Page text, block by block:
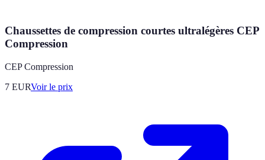
Chaussettes de compression courtes ultralégères CEP
Compression
CEP Compression
7 EURVoir le prix